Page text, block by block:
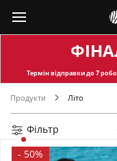
Термін відправкидо 7
Продукти Літо
Фільтр
- 50%